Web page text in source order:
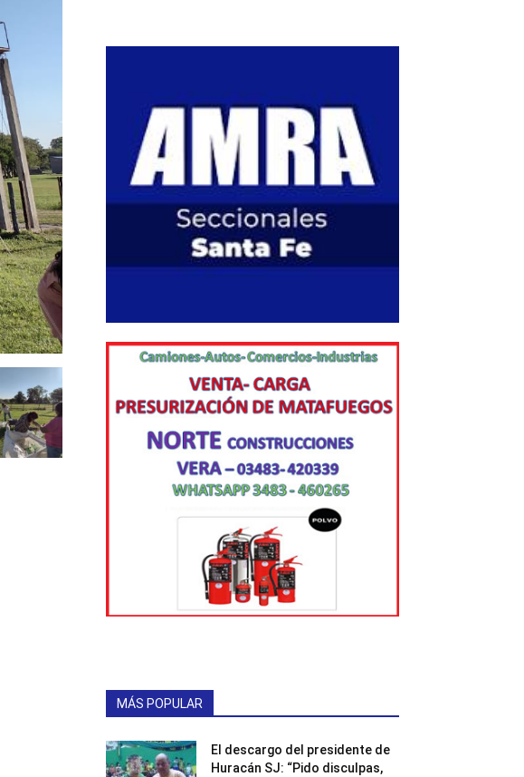
MÁS POPULAR
El descargo del presidente de
Huracán SJ: “Pido disculpas,